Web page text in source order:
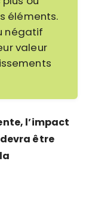
éléments.
négatif
valeur
l’impact
être